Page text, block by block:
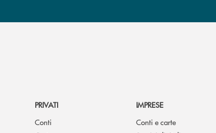
PRIVATI
Conti
IMPRESE
Conti e carte